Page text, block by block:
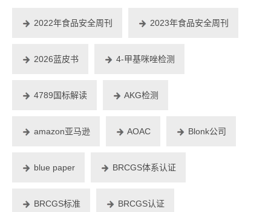
2022年食品安全周刊 2023年食品安全周刊
2026蓝皮书 4-甲基咪唑检测
4789国标解读 AKG检测
amazon亚马逊 AOAC Blonk公司
blue paper BRCGS体系认证
BRCGS标准 BRCGS认证